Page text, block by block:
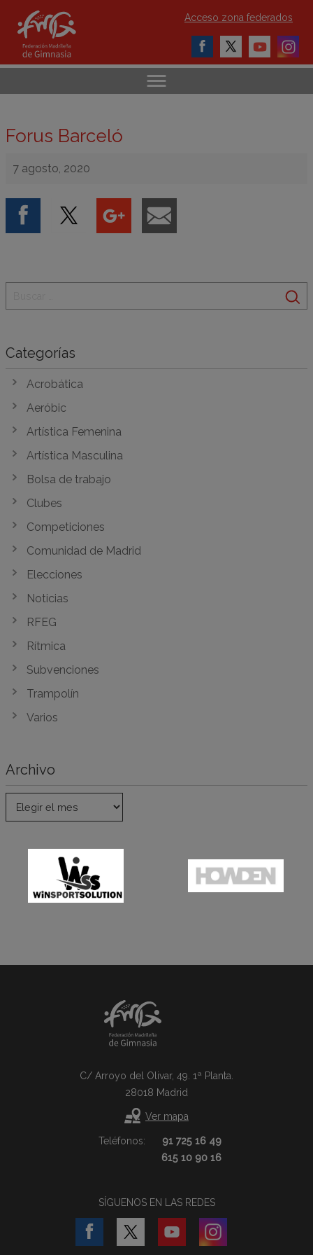
Acceso zona federados
Forus Barceló
7 agosto, 2020
Categorías
Acrobática
Aeróbic
Artística Femenina
Artística Masculina
Bolsa de trabajo
Clubes
Competiciones
Comunidad de Madrid
Elecciones
Noticias
RFEG
Rítmica
Subvenciones
Trampolín
Varios
Archivo
C/ Arroyo del Olivar, 49. 1ª Planta.
28018 Madrid
Ver mapa
Teléfonos:
91 725 16 49
615 10 90 16
SÍGUENOS EN LAS REDES